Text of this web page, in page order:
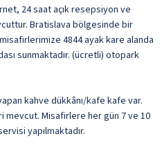
24 saat açık resepsiyon ve
Bratislava bölgesinde bir
4844 ayak kare alanda
sunmaktadır. (ücretli) otopark
kahve dükkânı/kafe kafe var.
Misafirlere her gün 7 ve 10
yapılmaktadır.